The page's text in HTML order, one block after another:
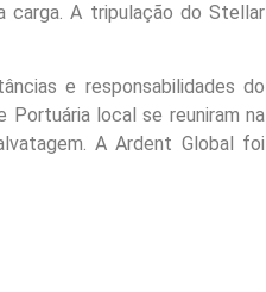
carga. A tripulação do Stellar
e responsabilidades do
Portuária local se reuniram na
A Ardent Global foi